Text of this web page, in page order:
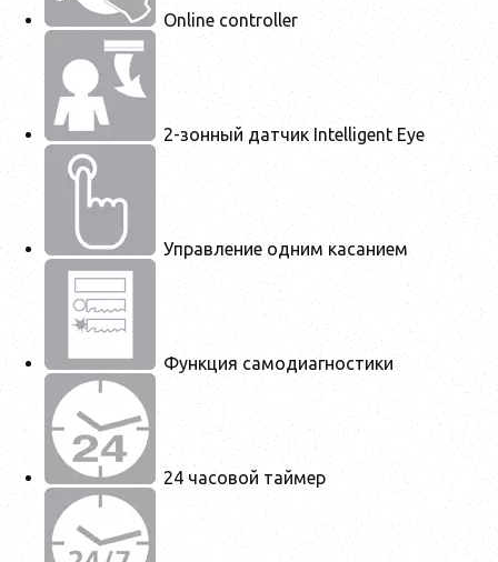
Online controller
2-зонный датчик Intelligent Eye
Управление одним касанием
Функция самодиагностики
24 часовой таймер